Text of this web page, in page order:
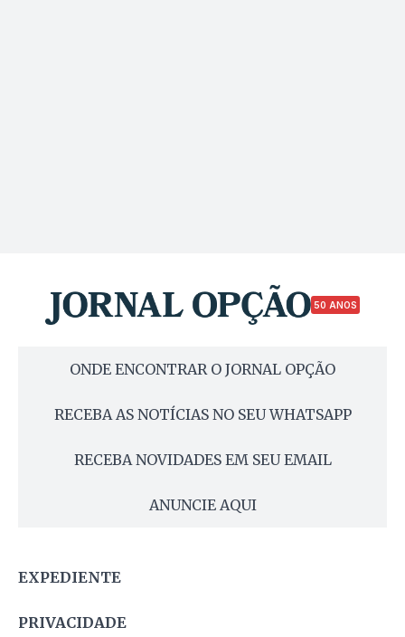
50 ANOS
ONDE ENCONTRAR O JORNAL OPÇÃO
RECEBA AS NOTÍCIAS NO SEU WHATSAPP
RECEBA NOVIDADES EM SEU EMAIL
ANUNCIE AQUI
EXPEDIENTE
PRIVACIDADE